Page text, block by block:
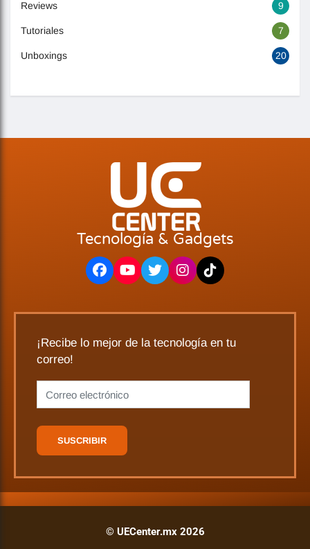
Reviews 9
Tutoriales 7
Unboxings 20
Tecnología & Gadgets
¡Recibe lo mejor de la tecnología en tu
correo!
© UECenter.mx 2026